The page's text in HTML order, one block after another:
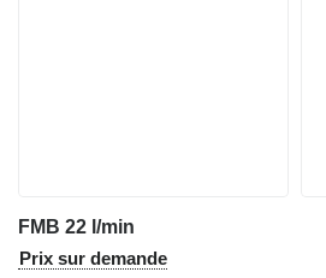
FMB 22 l/min
Prix sur demande